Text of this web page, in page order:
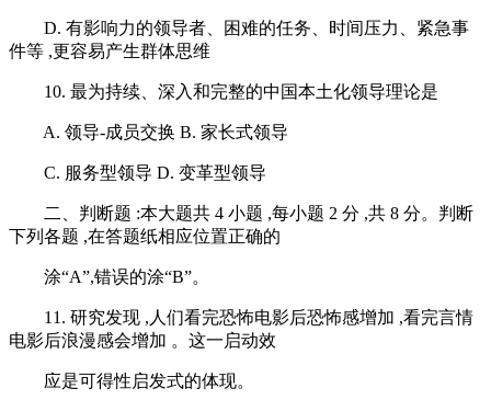
D. 有影响力的领导者、困难的任务、时间压力、紧急事
件等 ,更容易产生群体思维
10. 最为持续、深入和完整的中国本土化领导理论是
A. 领导-成员交换 B. 家长式领导
C. 服务型领导 D. 变革型领导
二、判断题 :本大题共 4 小题 ,每小题 2 分 ,共 8 分。判断
下列各题 ,在答题纸相应位置正确的
涂“A”,错误的涂“B”。
11. 研究发现 ,人们看完恐怖电影后恐怖感增加 ,看完言情
电影后浪漫感会增加 。这一启动效
应是可得性启发式的体现。